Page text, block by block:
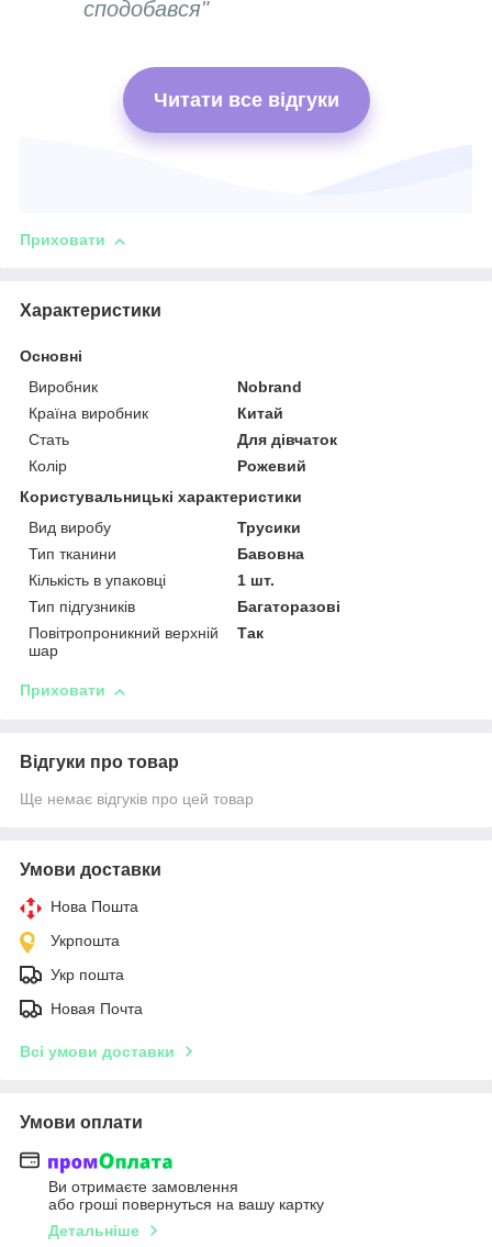
сподобався"
Читати все відгуки
Приховати
Характеристики
Основні
Виробник
Nobrand
Країна виробник
Китай
Стать
Для дівчаток
Колір
Рожевий
Користувальницькі характеристики
Вид виробу
Трусики
Тип тканини
Бавовна
Кількість в упаковці
1 шт.
Тип підгузників
Багаторазові
Повітропроникний верхній
шар
Так
Приховати
Відгуки про товар
Ще немає відгуків про цей товар
Умови доставки
Нова Пошта
Укрпошта
Укр пошта
Новая Почта
Всі умови доставки
Умови оплати
Ви отримаєте замовлення
або гроші повернуться на вашу картку
Детальніше